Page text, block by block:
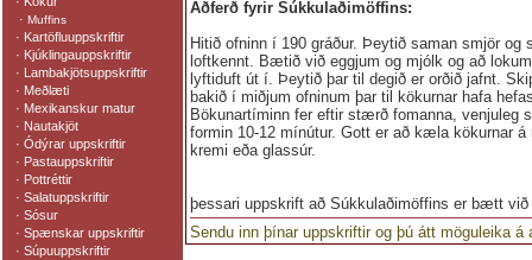
Aðferð fyrir Súkkulaðimöffins:
Hitið ofninn í 190 gráður. Þeytið saman smjör og
loftkennt. Bætið við eggjum og mjólk og að
lyftiduft út í. Þeytið þar til degið er orðið jafnt.
bakið í miðjum ofninum þar til kökurnar hafa
Bökunartíminn fer eftir stærð fomanna, venjuleg
formin 10-12 mínútur. Gott er að kæla kökurnar
kremi eða glassúr.
þessari uppskrift að Súkkulaðimöffins er bætt
Sendu inn þínar uppskriftir og þú átt möguleika
· Muffins
· Kartöfluuppskriftir
· Kjúklingauppskriftir
· Lambakjötsuppskriftir
· Meðlæti
· Mexikanskur matur
· Nautakjöt
· Ódýrar uppskriftir
· Pastauppskriftir
· Pottréttir
· Salatuppskriftir
· Sósur
· Spænskar uppskriftir
· Súpuuppskriftir